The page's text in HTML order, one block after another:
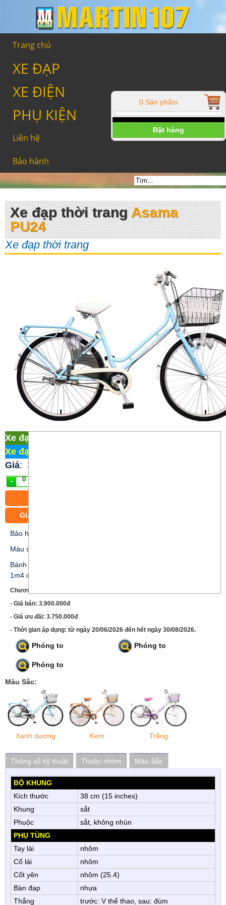
0 Sản phẩm
Đặt hàng
Trang chủ
XE ĐẠP
XE ĐIỆN
PHỤ KIỆN
Liên hệ
Bảo hành
Xe đạp thời trangAsama
PU24
Xe đạp thời trang
Xe đạp thời trang Asama PU24
Xe đạp Martin 107
Giá: 3.750.000 đ
GIAO XE MIỄN PHÍ CÁC PHƯỜNG TRUNG TÂM TP.HCM
Bảo hành 12 tháng
Màu sắc: Xanh; Trắng; Kem vàng
Bánh xe 24 inch, thích hợp cho khách hàng nữ với chiều cao từ
1m4 đến 1m65.
Chương trình ưu đãi xe PU24:
- Giá bán: 3.900.000đ
- Giá ưu đãi: 3.750.000đ
- Thời gian áp dụng: từ ngày 20/06/2026 đến hết ngày 30/08/2026.
Phóng to Phóng to
Phóng to
Màu Sắc:
Xanh dương Kem Trắng
Thông số kỹ thuật Thuộc nhóm Màu Sắc
BỘ KHUNG
Kích thước
38 cm (15 inches)
Khung
sắt
Phuộc
sắt, không nhún
PHỤ TÙNG
Tay lái
nhôm
Cổ lái
nhôm
Cốt yên
nhôm (25.4)
Bàn đạp
nhựa
Thắng
trước: V thể thao, sau: đùm